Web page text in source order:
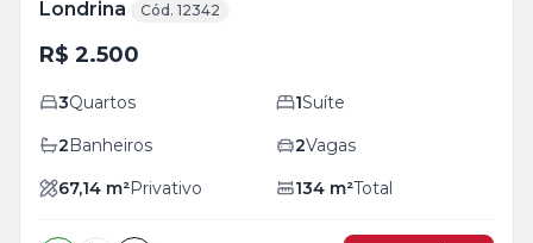
Londrina
Cód. 12342
R$ 2.500
3Quartos 1Suíte
2Banheiros 2Vagas
67,14 m²Privativo 134 m²Total